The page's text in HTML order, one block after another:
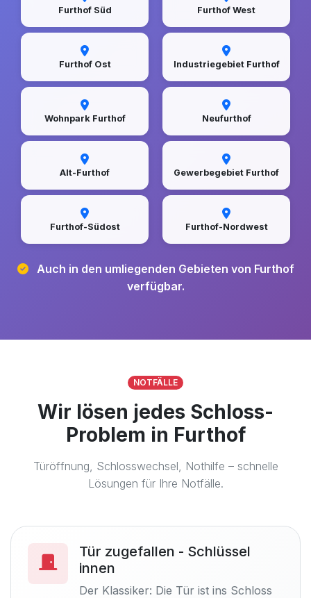
Furthof Süd Furthof West
Furthof Ost Industriegebiet Furthof
Wohnpark Furthof Neufurthof
Alt-Furthof Gewerbegebiet Furthof
Furthof-Südost Furthof-Nordwest
Auch in den umliegenden Gebieten von Furthof
verfügbar.
NOTFÄLLE
Wir lösen jedes Schloss-
Problem in Furthof
Türöffnung, Schlosswechsel, Nothilfe – schnelle
Lösungen für Ihre Notfälle.
Tür zugefallen - Schlüssel
innen
Der Klassiker: Die Tür ist ins Schloss